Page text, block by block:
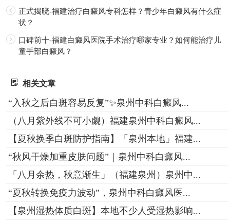
正式揭晓-福建治疗白癜风专科怎样？青少年白癜风有什么症
状？
口碑前十-福建白癜风医院手术治疗哪家专业？如何能治疗儿
童手部白癜风？
相关文章
“入秋之后白斑容易反复”✨泉州中科白癜风...
（八月紫外线不可小觑）福建泉州中科白癜风...
【夏秋换季白斑防护指南】「泉州本地」福建...
“秋风干燥加重皮肤问题”｜泉州中科白癜风...
「八月余热，秋意渐生」（福建泉州）泉州中...
“夏秋转换免疫力波动”，泉州中科白癜风医...
【泉州湿热体质白斑】本地不少人受湿热影响...